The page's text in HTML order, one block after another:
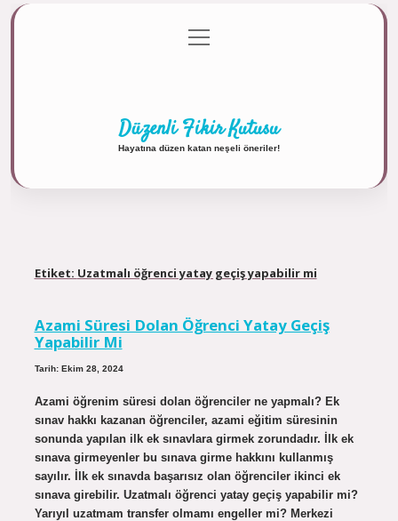
Gizlilik Politikası
menüyü
aç
Düzenli Fikir Kutusu
Hayatına düzen katan neşeli öneriler!
Etiket: Uzatmalı öğrenci yatay geçiş yapabilir mi
Azami Süresi Dolan Öğrenci Yatay Geçiş
Yapabilir Mi
Tarih: Ekim 28, 2024
Azami öğrenim süresi dolan öğrenciler ne yapmalı? Ek
sınav hakkı kazanan öğrenciler, azami eğitim süresinin
sonunda yapılan ilk ek sınavlara girmek zorundadır. İlk ek
sınava girmeyenler bu sınava girme hakkını kullanmış
sayılır. İlk ek sınavda başarısız olan öğrenciler ikinci ek
sınava girebilir. Uzatmalı öğrenci yatay geçiş yapabilir mi?
Yarıyıl uzatmam transfer olmamı engeller mi? Merkezi